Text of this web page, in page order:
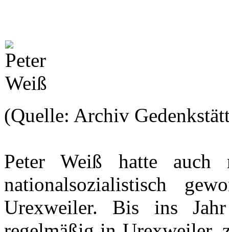
(Quelle: Archiv
Peter Weiß hatte auch
nationalsozialistisch
Urexweiler. Bis ins